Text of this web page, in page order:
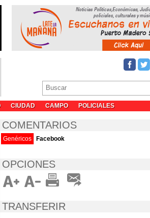
CIUDAD CAMPO
POLICIALES
COMENTARIOS
Genéricos Facebook
OPCIONES
TRANSFERIR